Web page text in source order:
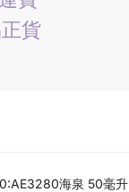
貨
海泉 50毫升